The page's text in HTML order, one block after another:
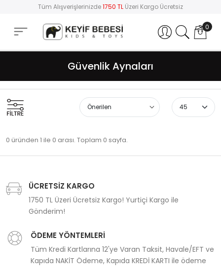
Tüm Alışverişlerinizde1750 TL Üzeri Kargo Ücretsiz
Hesabım 0
Güvenlik Aynaları
0 üründen 1 ile 0 arası. Toplam 0 sayfa.
ÜCRETSİZ KARGO
1750 TL Üzeri Ücretsiz Kargo! Yurtiçi Kargo ile
Gönderim!
ÖDEME YÖNTEMLERİ
Tüm Kredi Kartlarına 12'ye Varan Taksit, Havale/EFT ve
Kapıda NAKİT Ödeme, Kapıda KREDİ KARTI ile ödeme